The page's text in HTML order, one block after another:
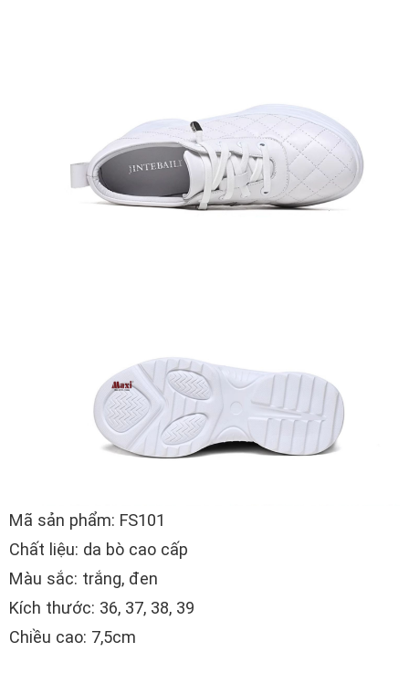
Mã sản phẩm: FS101
Chất liệu: da bò cao cấp
Màu sắc: trắng, đen
Kích thước: 36, 37, 38, 39
Chiều cao: 7,5cm